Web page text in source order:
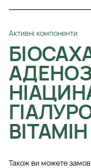
Активні компоненти
ВІТАМІН
Також ви можете